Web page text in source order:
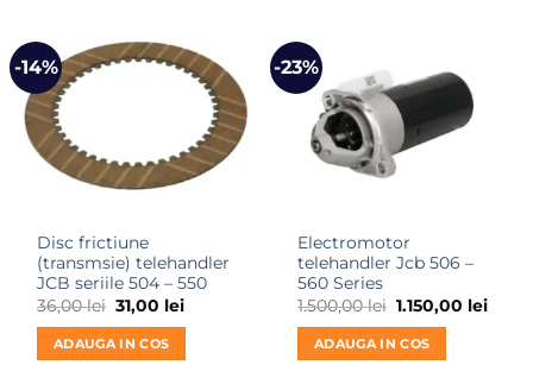
-14%
Disc frictiune
(transmsie) telehandler
JCB seriile 504 – 550
36,00lei Prețul
inițial
a
fost:
36,00 lei.
31,00 leiPrețul
ADAUGA IN COS
-23%
Electromotor
telehandler Jcb 506 –
560 Series
1.500,00lei Prețul
inițial
a
fost:
1.500,00 lei.
1.150,00 lei
ADAUGA IN COS